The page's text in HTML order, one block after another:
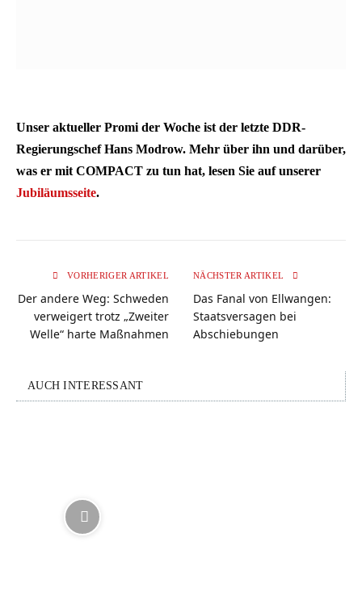
Unser aktueller Promi der Woche ist der letzte DDR-
Regierungschef Hans Modrow. Mehr über ihn und darüber,
was er mit COMPACT zu tun hat, lesen Sie auf unserer
Jubiläumsseite.
VORHERIGER ARTIKEL
Der andere Weg: Schweden
verweigert trotz „Zweiter
Welle“ harte Maßnahmen
NÄCHSTER ARTIKEL
Das Fanal von Ellwangen:
Staatsversagen bei
Abschiebungen
AUCH INTERESSANT